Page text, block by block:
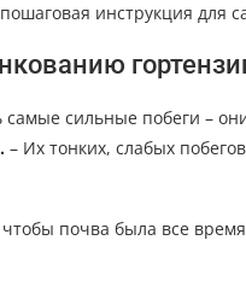
инструкция для
сильные побеги –
– Их тонких, слабых
почва была все